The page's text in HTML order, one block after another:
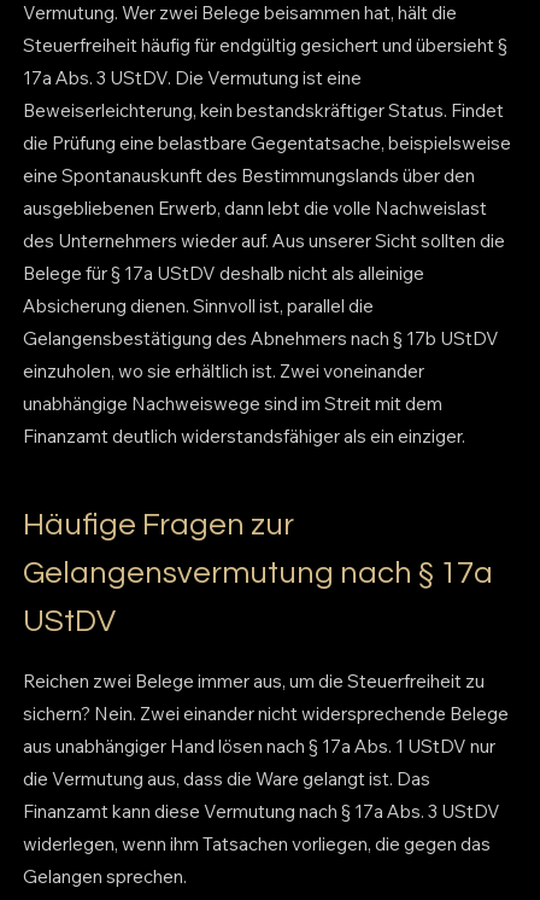
Vermutung. Wer zwei Belege beisammen hat, hält die
Steuerfreiheit häufig für endgültig gesichert und übersieht §
17a Abs. 3 UStDV. Die Vermutung ist eine
Beweiserleichterung, kein bestandskräftiger Status. Findet
die Prüfung eine belastbare Gegentatsache, beispielsweise
eine Spontanauskunft des Bestimmungslands über den
ausgebliebenen Erwerb, dann lebt die volle Nachweislast
des Unternehmers wieder auf. Aus unserer Sicht sollten die
Belege für § 17a UStDV deshalb nicht als alleinige
Absicherung dienen. Sinnvoll ist, parallel die
Gelangensbestätigung des Abnehmers nach § 17b UStDV
einzuholen, wo sie erhältlich ist. Zwei voneinander
unabhängige Nachweiswege sind im Streit mit dem
Finanzamt deutlich widerstandsfähiger als ein einziger.
Häufige Fragen zur
Gelangensvermutung nach § 17a
UStDV
Reichen zwei Belege immer aus, um die Steuerfreiheit zu
sichern? Nein. Zwei einander nicht widersprechende Belege
aus unabhängiger Hand lösen nach § 17a Abs. 1 UStDV nur
die Vermutung aus, dass die Ware gelangt ist. Das
Finanzamt kann diese Vermutung nach § 17a Abs. 3 UStDV
widerlegen, wenn ihm Tatsachen vorliegen, die gegen das
Gelangen sprechen.